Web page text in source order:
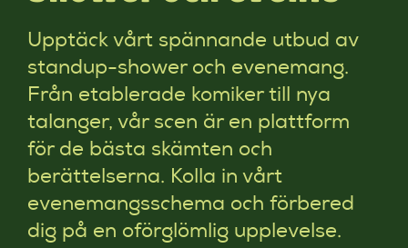
Upptäck vårt spännande utbud av
standup-shower och evenemang.
Från etablerade komiker till nya
talanger, vår scen är en plattform
för de bästa skämten och
berättelserna. Kolla in vårt
evenemangsschema och förbered
dig på en oförglömlig upplevelse.